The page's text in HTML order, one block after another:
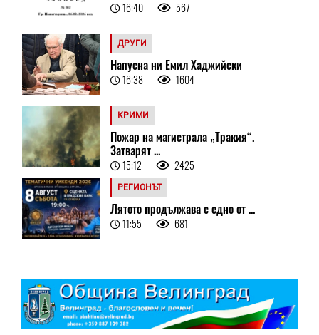
16:40 567
ДРУГИ
Напусна ни Емил Хаджийски
16:38 1604
КРИМИ
Пожар на магистрала „Тракия“.
Затварят ...
15:12 2425
РЕГИОНЪТ
Лятото продължава с едно от ...
11:55 681